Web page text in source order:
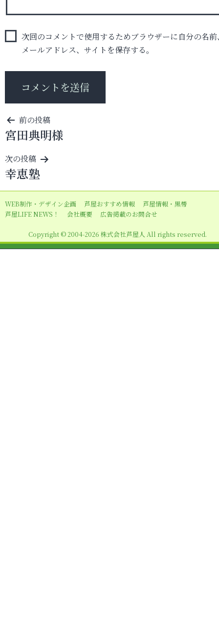
次回のコメントで使用するためブラウザーに自分の名前
メールアドレス、サイトを保存する。
投
稿
ナ
ビ
ゲ
ー
シ
ン
前の投稿
宮田典明様
次の投稿
幸恵塾
WEB制作・デザイン企画 芦屋おすすめ情報
芦屋情報・黒帯
芦屋LIFE NEWS！
会社概要 広告掲載のお問合せ
Copyright © 2004-2026 株式会社芦屋人 All rights reserved.